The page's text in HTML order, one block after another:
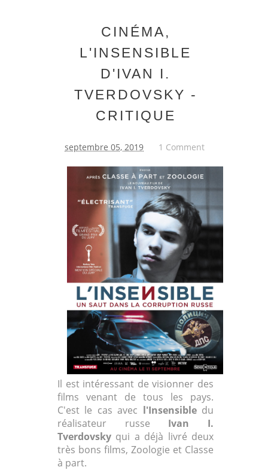
CINÉMA,
L'INSENSIBLE
D'IVAN I.
TVERDOVSKY -
CRITIQUE
septembre 05, 2019 1 Comment
Il est intéressant de visionner des
films venant de tous les pays.
C'est le cas avec l'Insensibledu
réalisateur russe Ivan I.
Tverdovsky qui a déjà livré deux
très bons films, Zoologie et Classe
à part.